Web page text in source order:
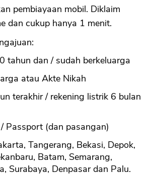
pembiayaan mobil. Diklaim
dan cukup hanya 1 menit.
tahun dan / sudah berkeluarga
atau Akte Nikah
terakhir / rekening listrik 6 bulan
Passport (dan pasangan)
Tangerang, Bekasi, Depok,
Batam, Semarang,
Surabaya, Denpasar dan Palu.